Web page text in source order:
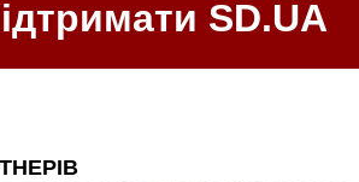
SD.UA